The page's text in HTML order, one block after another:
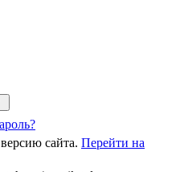
сайта. Перейти на